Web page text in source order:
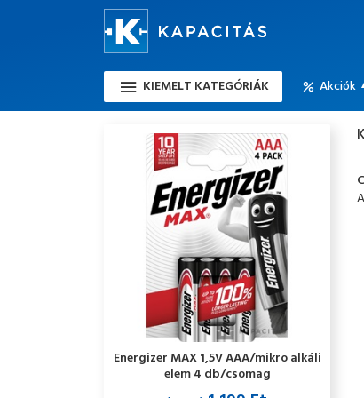
KIEMELT KATEGÓRIÁK Akciók
Energizer MAX 1,5V AAA/mikro alkáli
elem 4 db/csomag